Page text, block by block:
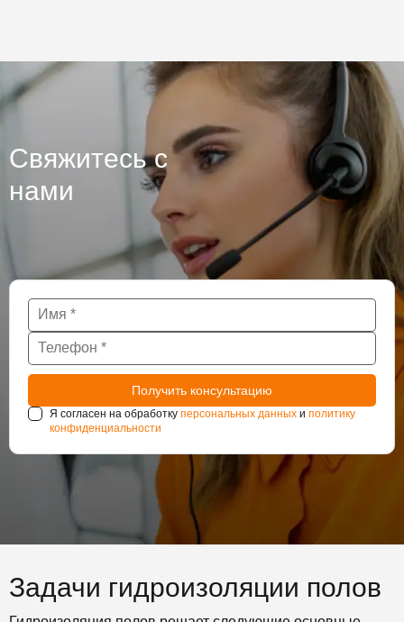
Свяжитесь с
нами
Я согласен на обработку персональных данных и политику
конфиденциальности
Задачи гидроизоляции полов